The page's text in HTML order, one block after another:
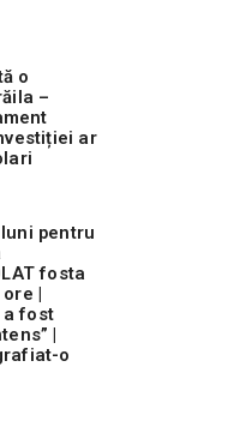
o
–
ar
luni pentru
fosta
|
a fost
|
o